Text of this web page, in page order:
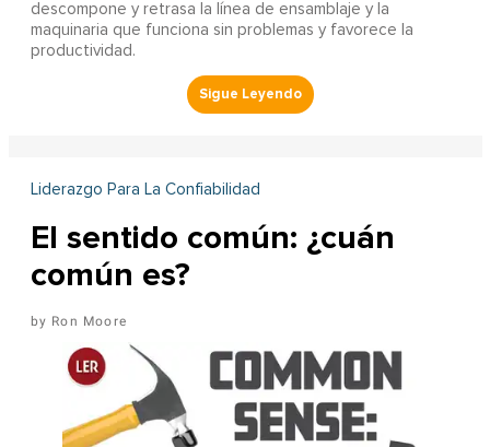
descompone y retrasa la línea de ensamblaje y la
maquinaria que funciona sin problemas y favorece la
productividad.
Liderazgo Para La Confiabilidad
El sentido común: ¿cuán
común es?
Ron Moore